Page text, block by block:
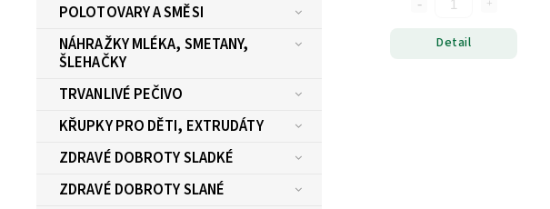
POLOTOVARY A SMĚSI
NÁHRAŽKY MLÉKA, SMETANY,
ŠLEHAČKY
TRVANLIVÉ PEČIVO
KŘUPKY PRO DĚTI, EXTRUDÁTY
ZDRAVÉ DOBROTY SLADKÉ
ZDRAVÉ DOBROTY SLANÉ
Detail